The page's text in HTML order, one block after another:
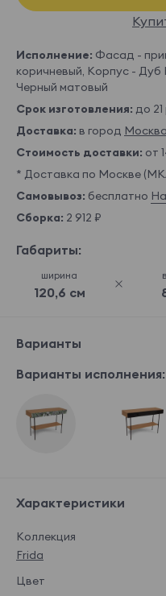
Исполнение: Фасад -
коричневый, Корпус - Дуб
Черный матовый
Срок изготовления: до
Доставка: в город Москва
Стоимость доставки: от
* Доставка по Москве
Самовывоз: бесплатно
Сборка: 2 912 ₽
Габариты:
ширина
120,6 см
Варианты
Варианты исполнения:
Характеристики
Коллекция
Frida
Цвет